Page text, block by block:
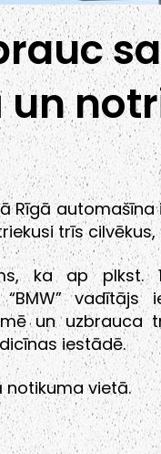
Rīgā
trīs
ka ap plkst.
“BMW”
un uzbrauca
iestādē.
notikuma vietā.